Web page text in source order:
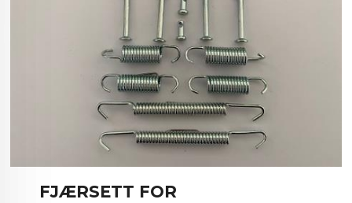
FJÆRSETT FOR